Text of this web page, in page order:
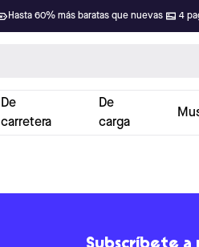
Hasta 60% más baratas que nuevas 4
De
carretera
De
carga